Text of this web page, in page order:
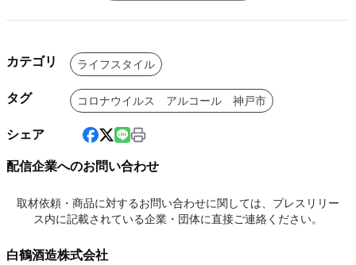
カテゴリ ライフスタイル
タグ コロナウイルス アルコール 神戸市
シェア
配信企業へのお問い合わせ
取材依頼・商品に対するお問い合わせに関しては、プレスリリー
ス内に記載されている企業・団体に直接ご連絡ください。
白鶴酒造株式会社